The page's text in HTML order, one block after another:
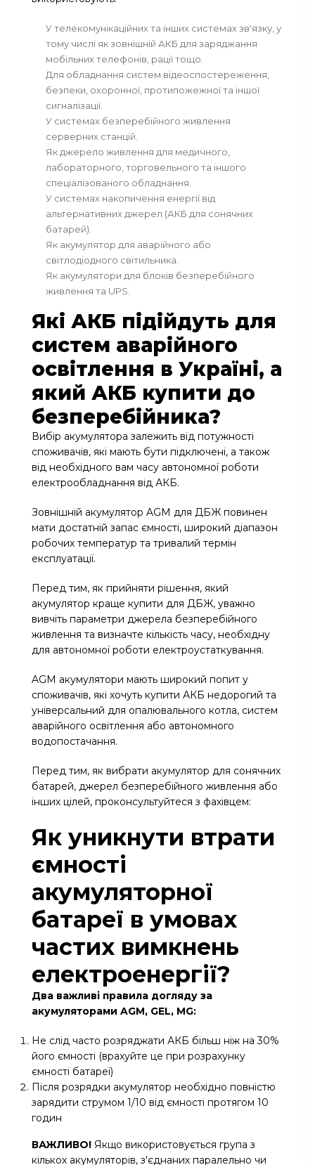
У телекомунікаційних та інших системах зв'язку, у
тому числі як зовнішній АКБ для заряджання
мобільних телефонів, рації тощо.
Для обладнання систем відеоспостереження,
безпеки, охоронної, протипожежної та іншої
сигналізації.
У системах безперебійного живлення
серверних станцій.
Як джерело живлення для медичного,
лабораторного, торговельного та іншого
спеціалізованого обладнання.
У системах накопичення енергії від
альтернативних джерел (АКБ для сонячних
батарей).
Як акумулятор для аварійного або
світлодіодного світильника.
Як акумулятори для блоків безперебійного
живлення та UPS.
Які АКБ підійдуть для
систем аварійного
освітлення в Україні, а
який АКБ купити до
безперебійника?
Вибір акумулятора залежить від потужності
споживачів, які мають бути підключені, а також
від необхідного вам часу автономної роботи
електрообладнання від АКБ.
Зовнішній акумулятор AGM для ДБЖ повинен
мати достатній запас ємності, широкий діапазон
робочих температур та тривалий термін
експлуатації.
Перед тим, як прийняти рішення, який
акумулятор краще купити для ДБЖ, уважно
вивчіть параметри джерела безперебійного
живлення та визначте кількість часу, необхідну
для автономної роботи електроустаткування.
AGM акумулятори мають широкий попит у
споживачів, які хочуть купити АКБ недорогий та
універсальний для опалювального котла, систем
аварійного освітлення або автономного
водопостачання.
Перед тим, як вибрати акумулятор для сонячних
батарей, джерел безперебійного живлення або
інших цілей, проконсультуйтеся з фахівцем:
Як уникнути втрати
ємності
акумуляторної
батареї в умовах
частих вимкнень
електроенергії?
Два важливі правила догляду за
акумуляторами AGM, GEL, MG:
Не слід часто розряджати АКБ більш ніж на 30%
його ємності (врахуйте це при розрахунку
ємності батареї)
Після розрядки акумулятор необхідно повністю
зарядити струмом 1/10 від ємності протягом 10
годин
ВАЖЛИВО! Якщо використовується група з
кількох акумуляторів, з'єднаних паралельно чи